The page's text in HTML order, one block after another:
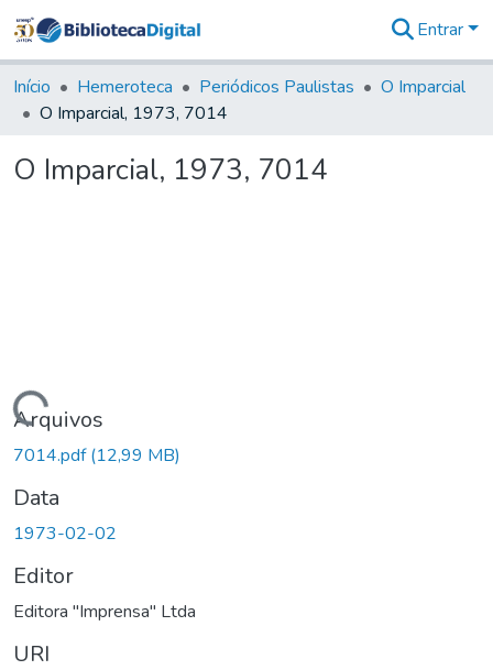
&
Coleções
Tudo na
Digital
Entrar
Início Hemeroteca Periódicos Paulistas
O Imparcial
O Imparcial, 1973, 7014
O Imparcial, 1973, 7014
Carregando...
Arquivos
7014.pdf(12,99 MB)
Data
1973-02-02
Editor
Editora "Imprensa" Ltda
URI